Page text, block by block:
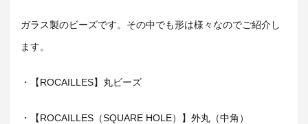
ガラス製のビーズです。その中でも形は様々なのでご紹介し
ます。
・【ROCAILLES】丸ビーズ
・【ROCAILLES （SQUARE HOLE）】外丸（中角）